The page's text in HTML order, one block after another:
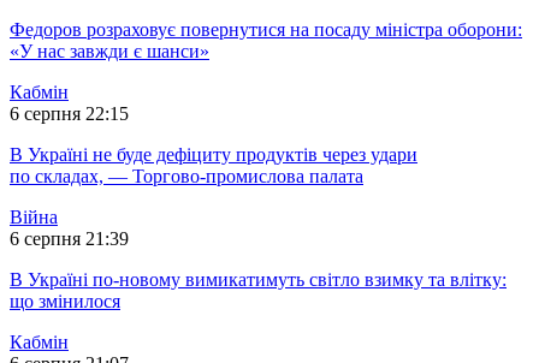
Федоров розраховує повернутися на посаду міністра оборони:
«У нас завжди є шанси»
Кабмін
6 серпня 22:15
В Україні не буде дефіциту продуктів через удари
по складах, — Торгово-промислова палата
Війна
6 серпня 21:39
В Україні по-новому вимикатимуть світло взимку та влітку:
що змінилося
Кабмін